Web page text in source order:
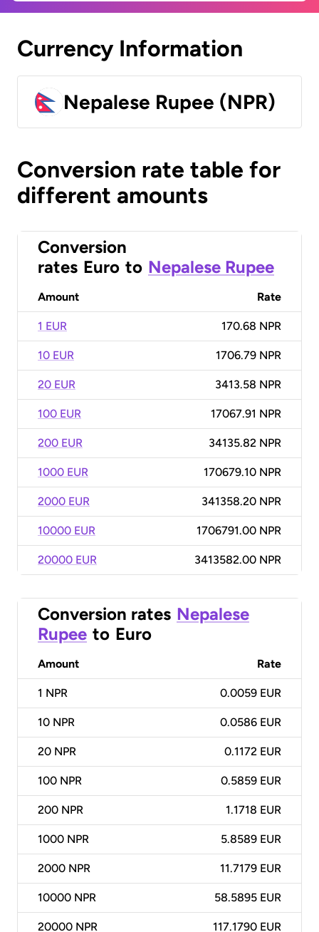
Currency Information
Nepalese Rupee (NPR)
Conversion rate table for
different amounts
Conversion
rates Euro to Nepalese Rupee
Amount Rate
1 EUR 170.68 NPR
10 EUR 1706.79 NPR
20 EUR 3413.58 NPR
100 EUR 17067.91 NPR
200 EUR 34135.82 NPR
1000 EUR 170679.10 NPR
2000 EUR 341358.20 NPR
10000 EUR 1706791.00 NPR
20000 EUR 3413582.00 NPR
Conversion rates Nepalese
Rupee to Euro
Amount Rate
1 NPR 0.0059 EUR
10 NPR 0.0586 EUR
20 NPR 0.1172 EUR
100 NPR 0.5859 EUR
200 NPR 1.1718 EUR
1000 NPR 5.8589 EUR
2000 NPR 11.7179 EUR
10000 NPR 58.5895 EUR
20000 NPR 117.1790 EUR